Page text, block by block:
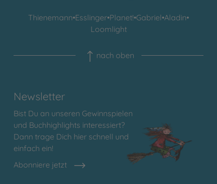
Thienemann•Esslinger•Planet!•Gabriel•Aladin•
Loomlight
nach oben
Newsletter
Bist Du an unseren Gewinnspielen
und Buchhighlights interessiert?
Dann trage Dich hier schnell und
einfach ein!
Abonniere jetzt